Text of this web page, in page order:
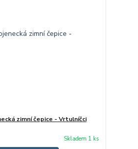
zimní čepice - Vrtulníčci
Skladem 1 ks